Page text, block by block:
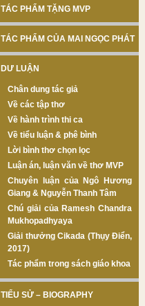
TÁC PHẨM TẶNG MVP
TÁC PHẨM CỦA MAI NGỌC PHÁT
DƯ LUẬN
Chân dung tác giả
Về các tập thơ
Về hành trình thi ca
Về tiểu luận & phê bình
Lời bình thơ chọn lọc
Luận án, luận văn về thơ MVP
Chuyên luận của Ngô Hương
Giang & Nguyễn Thanh Tâm
Chú giải của Ramesh Chandra
Mukhopadhyaya
Giải thưởng Cikada (Thụy Điển,
2017)
Tác phẩm trong sách giáo khoa
TIỂU SỬ – BIOGRAPHY